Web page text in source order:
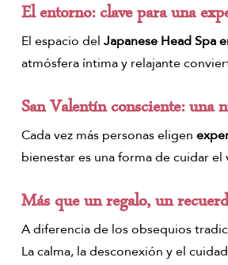
El entorno: clave para una
El espacio del Japanese Head Spa
atmósfera íntima y relajante
San Valentín consciente: una
Cada vez más personas eligen
bienestar es una forma de cuidar
Más que un regalo, un
A diferencia de los obsequios
La calma, la desconexión y el